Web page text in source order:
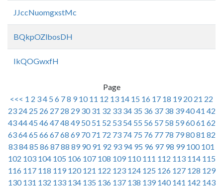
JJccNuomgxstMc
BQkpOZlbosDH
IkQOGwxfH
Page
<<< 1 2 34 5 6 78 9 10 11 12 13 14 15 16 17 18 19 20 21 22
23 24 25 26 27 28 29 30 31 32 33 34 35 36 37 38 394041 42
434445 464748 49 50 51 52 53 54 55 56 57 58 596061 62
636465 666768 69 70 71 72 73 74 75 76 77 78 798081 82
838485 868788 89 90 91 92 93 94 95 96 97 98 99 100 101
102 103 104 105 106 107 108 109 110 111 112 113 114 115
116 117 118 119 120 121 122 123 124 125 126 127 128 129
130 131 132 133 134 135 136 137 138 139 140 141 142 143